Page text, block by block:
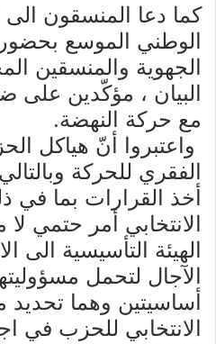
كما دعا المنسقون الى
الوطني الموسع
الجهوية والمنسقين
البيان ، مؤكّدين على
مع حركة النهضة.
واعتبروا أنّ هياكل
الفقري للحركة
أخذ القرارات بما في
الانتخابي أمر حتمي لا
الهيئة التأسيسية الى
الآجال لتحمل
أساسيتين وهما تحديد
الانتخابي للحزب في